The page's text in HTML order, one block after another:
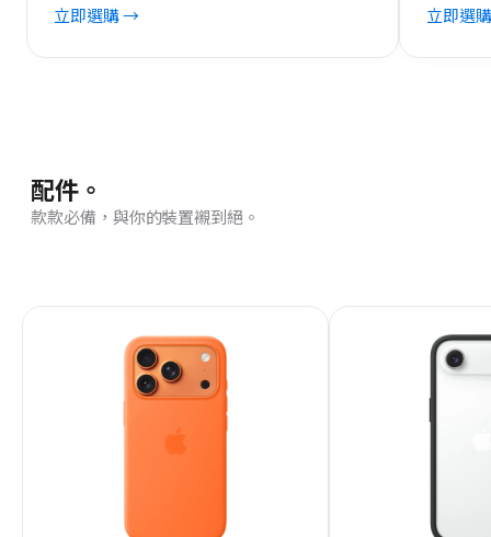
立即選購 → 立即選
配件。
款款必備，與你的裝置襯到絕。